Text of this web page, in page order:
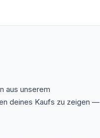
aus unserem
deines Kaufs zu zeigen —